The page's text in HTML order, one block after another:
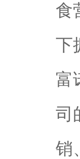
食
下
富
司
销